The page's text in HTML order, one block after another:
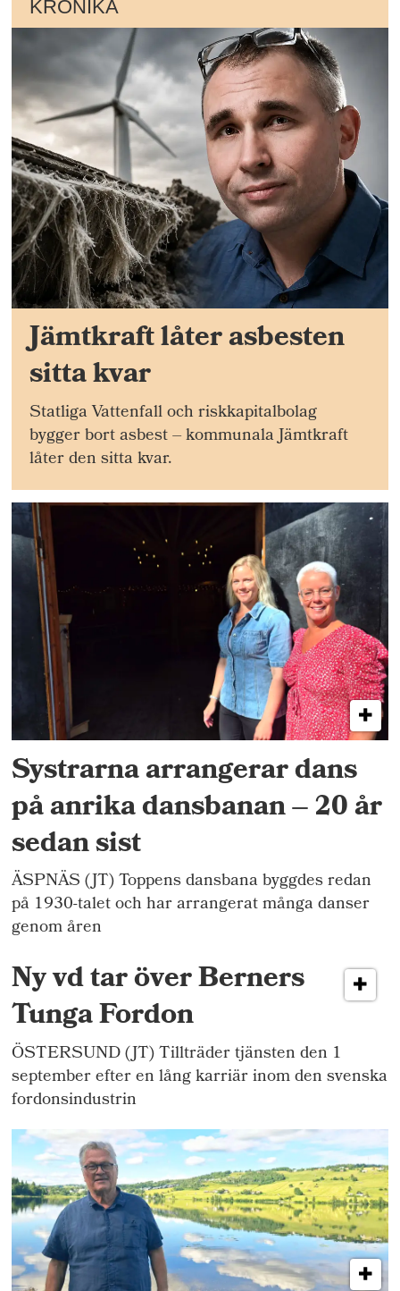
KRÖNIKA
Jämtkraft låter asbesten
sitta kvar
Statliga Vattenfall och riskkapitalbolag
bygger bort asbest – kommunala Jämtkraft
låter den sitta kvar.
Systrarna arrangerar dans
på anrika dansbanan – 20 år
sedan sist
ÄSPNÄS (JT) Toppens dansbana byggdes redan
på 1930-talet och har arrangerat många danser
genom åren
Ny vd tar över Berners
Tunga Fordon
ÖSTERSUND (JT) Tillträder tjänsten den 1
september efter en lång karriär inom den svenska
fordonsindustrin